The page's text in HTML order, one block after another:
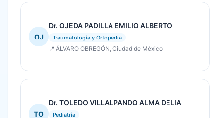
OJ
Dr. OJEDA PADILLA EMILIO ALBERTO
Traumatología y Ortopedia
📍 ÁLVARO OBREGÓN, Ciudad de México
TO
Dr. TOLEDO VILLALPANDO ALMA DELIA
Pediatría